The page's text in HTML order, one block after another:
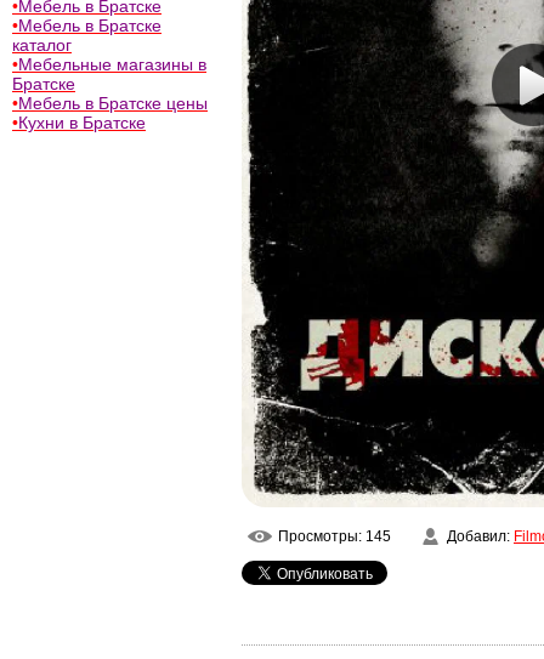
•Мебель в Братске
•Мебель в Братске
каталог
•Мебельные магазины в
Братске
•Мебель в Братске цены
•Кухни в Братске
Просмотры: 145 Добавил: